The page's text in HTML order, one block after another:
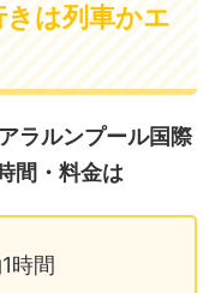
は列車かエ
ラルンプール国際
間・料金は
時間